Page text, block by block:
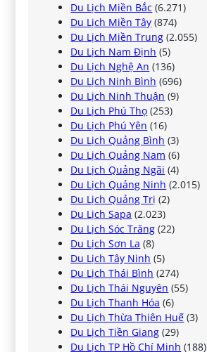
Du Lịch Miền Bắc (6.271)
Du Lịch Miền Tây (874)
Du Lịch Miền Trung (2.055)
Du Lịch Nam Định (5)
Du Lịch Nghệ An (136)
Du Lịch Ninh Bình (696)
Du Lịch Ninh Thuận (9)
Du Lịch Phú Thọ (253)
Du Lịch Phú Yên (16)
Du Lịch Quảng Bình (3)
Du Lịch Quảng Nam (6)
Du Lịch Quảng Ngãi (4)
Du Lịch Quảng Ninh (2.015)
Du Lịch Quảng Trị (2)
Du Lịch Sapa (2.023)
Du Lịch Sóc Trăng (22)
Du Lịch Sơn La (8)
Du Lịch Tây Ninh (5)
Du Lịch Thái Bình (274)
Du Lịch Thái Nguyên (55)
Du Lịch Thanh Hóa (6)
Du Lịch Thừa Thiên Huế (3)
Du Lịch Tiền Giang (29)
Du Lịch TP Hồ Chí Minh (188)